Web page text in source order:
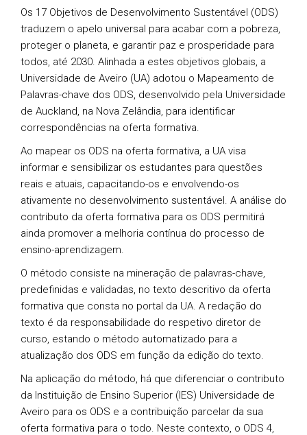
Os 17 Objetivos de Desenvolvimento Sustentável (ODS)
traduzem o apelo universal para acabar com a pobreza,
proteger o planeta, e garantir paz e prosperidade para
todos, até 2030. Alinhada a estes objetivos globais, a
Universidade de Aveiro (UA) adotou o Mapeamento de
Palavras-chave dos ODS, desenvolvido pela Universidade
de Auckland, na Nova Zelândia, para identificar
correspondências na oferta formativa.
Ao mapear os ODS na oferta formativa, a UA visa
informar e sensibilizar os estudantes para questões
reais e atuais, capacitando-os e envolvendo-os
ativamente no desenvolvimento sustentável. A análise do
contributo da oferta formativa para os ODS permitirá
ainda promover a melhoria contínua do processo de
ensino-aprendizagem.
O método consiste na mineração de palavras-chave,
predefinidas e validadas, no texto descritivo da oferta
formativa que consta no portal da UA. A redação do
texto é da responsabilidade do respetivo diretor de
curso, estando o método automatizado para a
atualização dos ODS em função da edição do texto.
Na aplicação do método, há que diferenciar o contributo
da Instituição de Ensino Superior (IES) Universidade de
Aveiro para os ODS e a contribuição parcelar da sua
oferta formativa para o todo. Neste contexto, o ODS 4,